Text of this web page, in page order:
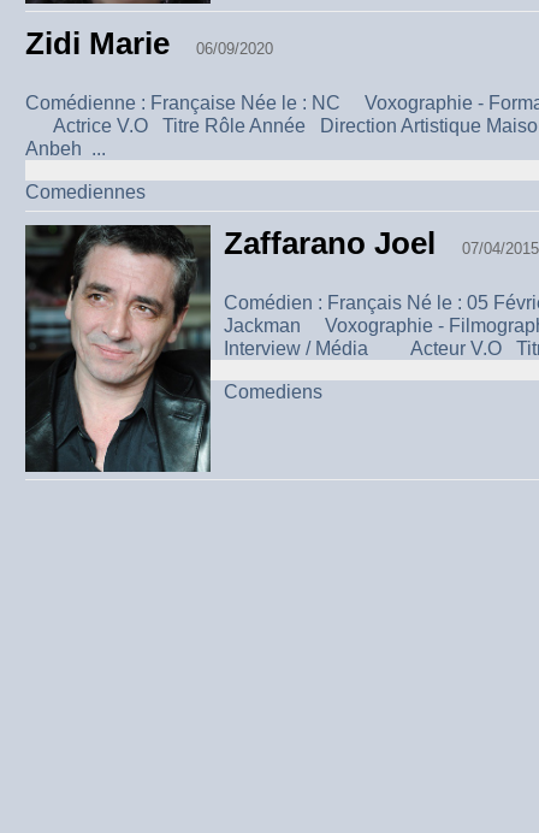
Zidi Marie 06/09/2020
Comédienne : Française Née le : NC Voxographie -
Actrice V.O Titre Rôle Année Direction Artistique
Anbeh ...
Comediennes
Zaffarano Joel 07/04/2015
Comédien : Français Né le : 05
Jackman Voxographie -
Interview / Média Acteur V.O
Comediens